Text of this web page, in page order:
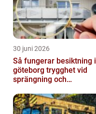
30 juni 2026
Så fungerar besiktning i
göteborg trygghet vid
sprängning och